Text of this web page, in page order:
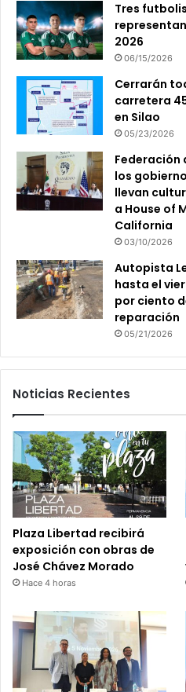
Tres
2026
06/15/2026
Cerrarán
carretera
en Silao
05/23/2026
Federación
los
llevan
a House of
California
03/10/2026
Autopista
hasta el
por ciento
reparación
05/21/2026
Noticias Recientes
Plaza Libertad recibirá
exposición con obras de
José Chávez Morado
Hace 4 horas